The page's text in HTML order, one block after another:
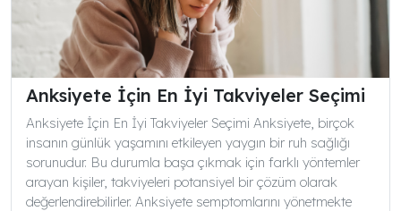
Anksiyete İçin En İyi Takviyeler Seçimi
Anksiyete İçin En İyi Takviyeler Seçimi Anksiyete, birçok
insanın günlük yaşamını etkileyen yaygın bir ruh sağlığı
sorunudur. Bu durumla başa çıkmak için farklı yöntemler
arayan kişiler, takviyeleri potansiyel bir çözüm olarak
değerlendirebilirler. Anksiyete semptomlarını yönetmekte